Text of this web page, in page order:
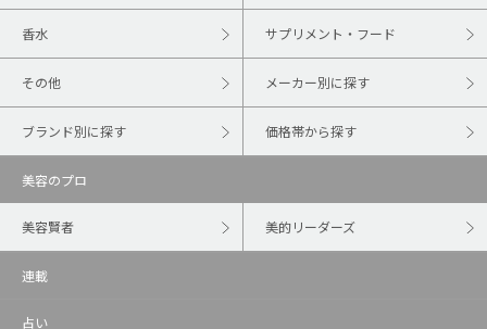
香水 サプリメント・フード
その他 メーカー別に探す
ブランド別に探す 価格帯から探す
美容のプロ
美容賢者 美的リーダーズ
連載
占い